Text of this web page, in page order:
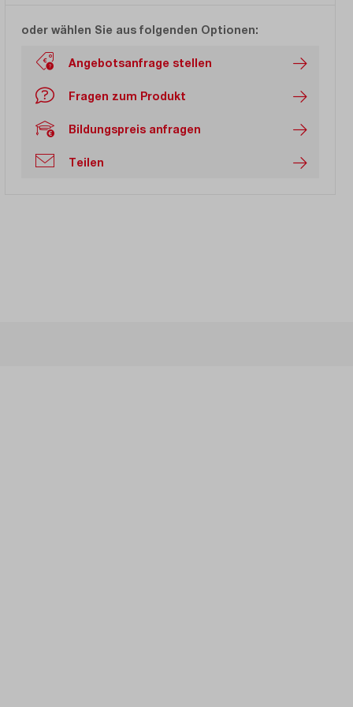
oder wählen Sie aus folgenden Optionen:
Angebotsanfrage stellen
Fragen zum Produkt
Bildungspreis anfragen
Teilen